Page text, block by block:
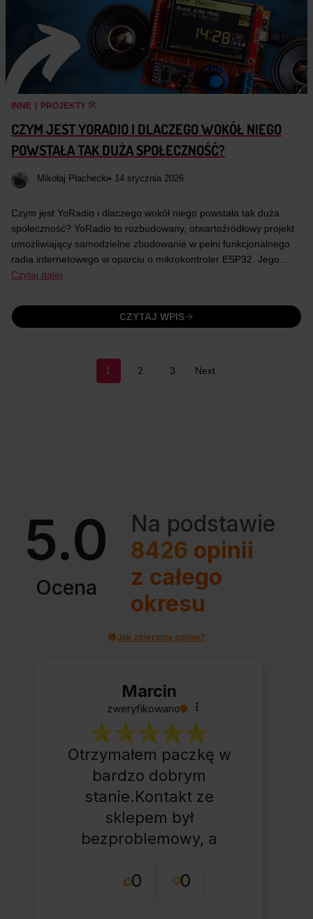
INNE | PROJEKTY
CZYM JEST YORADIO I DLACZEGO WOKÓŁ NIEGO
POWSTAŁA TAK DUŻA SPOŁECZNOŚĆ?
Mikołaj Płachecki• 14 stycznia 2026
Czym jest YoRadio i dlaczego wokół niego powstała tak duża
społeczność? YoRadio to rozbudowany, otwartoźródłowy projekt
umożliwiający samodzielne zbudowanie w pełni funkcjonalnego
radia internetowego w oparciu o mikrokontroler ESP32. Jego…
Czytaj dalej
CZYTAJ WPIS
POSTS
1 2 3 Next
5.0
Ocena
Na podstawie
8426 opinii
z całego
okresu
Jak zbieramy opinie?
Marcin
zweryfikowano
Otrzymałem paczkę w
bardzo dobrym
stanie.Kontakt ze
sklepem był
bezproblemowy, a
przebiegło sprawnie.
0 0